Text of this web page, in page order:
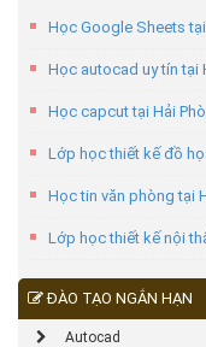
Học Google Sheets
Học autocad uy tín tại
Học capcut tại Hải
Lớp học thiết kế đồ
Học tin văn phòng tại
Lớp học thiết kế nội
ĐÀO TẠO NGẮN HẠN
Autocad